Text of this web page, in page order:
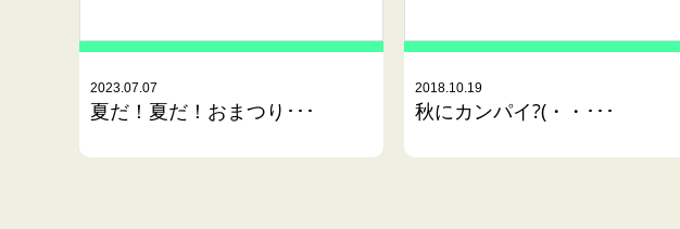
2023.07.07
夏だ！夏だ！おまつり･･･
2018.10.19
秋にカンパイ?(・・･･･